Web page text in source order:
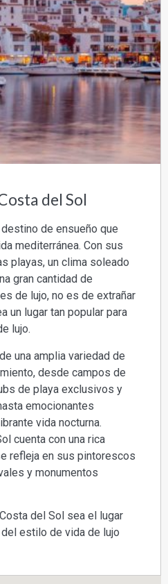
del Sol
de ensueño que
mediterránea. Con sus
playas, un clima soleado
gran cantidad de
de lujo, no es de extrañar
un lugar tan popular para
lujo.
una amplia variedad de
desde campos de
de playa exclusivos y
emocionantes
vida nocturna.
cuenta con una rica
refleja en sus pintorescos
y monumentos
del Sol sea el lugar
estilo de vida de lujo